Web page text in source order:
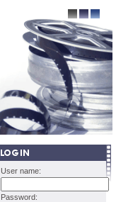
User name:
Password: